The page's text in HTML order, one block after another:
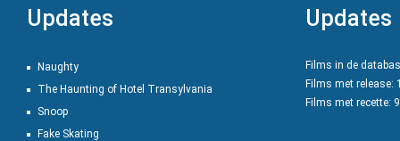
Updates
Naughty
The Haunting of Hotel Transylvania
Snoop
Fake Skating
Updates
Films in de
Films met release:
Films met recette: